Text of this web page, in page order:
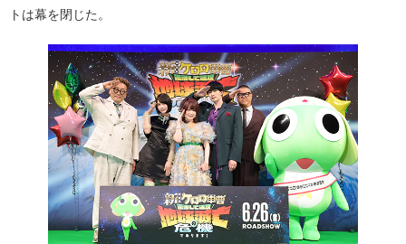
トは幕を閉じた。